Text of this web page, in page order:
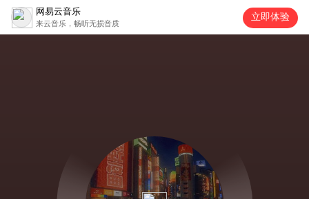
网易云音乐
来云音乐，畅听无损音质
立即体验